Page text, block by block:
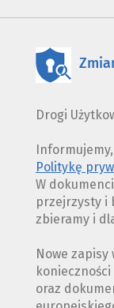
Drogi
Politykę
W
przejrzysty i
zbieramy i
Nowe
oraz